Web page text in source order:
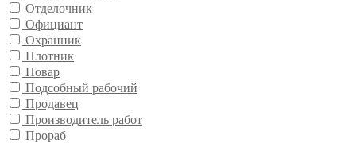
Отделочник
Официант
Охранник
Плотник
Повар
Подсобный рабочий
Продавец
Производитель работ
Прораб